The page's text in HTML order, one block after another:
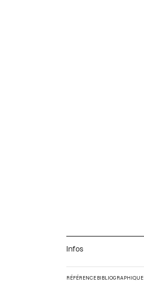
Infos
RÉFÉRENCE BIBLIOGRAPHIQUE